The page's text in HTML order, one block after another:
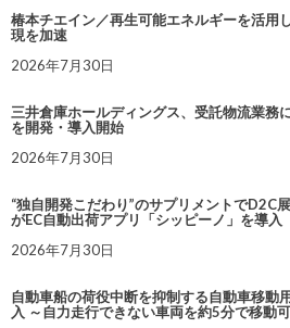
椿本チエイン／再生可能エネルギーを活用
現を加速
2026年7月30日
三井倉庫ホールディングス、受託物流業務
を開発・導入開始
2026年7月30日
“独自開発こだわり”のサプリメントでD2C
がEC自動出荷アプリ「シッピーノ」を導入
2026年7月30日
自動車船の荷役中断を抑制する自動車移動
入 ～自力走行できない車両を約5分で移動